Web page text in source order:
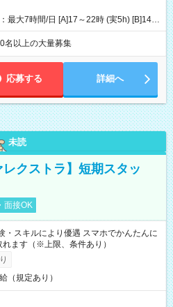
日＝57000円 [1]＋[2]＋[3]＝月収14万
。 給与：時給 1,780円以上 ※各加算給
最大7時間/日 [A]17～22時 (実5h) [B]14～
3～5日※土or日必須 ◎休日：平日メイン
名以上の大量募集
応募する 詳細へ
未読
クストラ】短期スタッ
面接OK
スキルにより優遇 スマホでかんたんに
ます（※上限、条件あり）
（規定あり）